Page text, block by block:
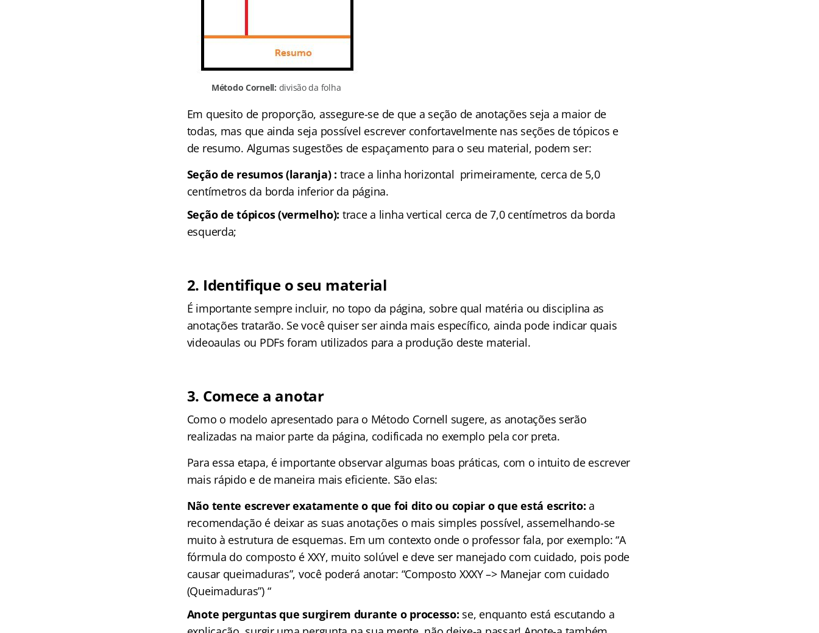
Método Cornell: divisão da folha
Em quesito de proporção, assegure-se de que a seção de anotações seja a maior de
todas, mas que ainda seja possível escrever confortavelmente nas seções de tópicos e
de resumo. Algumas sugestões de espaçamento para o seu material, podem ser:
Seção de resumos (laranja) : trace a linha horizontal primeiramente, cerca de 5,0
centímetros da borda inferior da página.
Seção de tópicos (vermelho): trace a linha vertical cerca de 7,0 centímetros da borda
esquerda;
2. Identifique o seu material
É importante sempre incluir, no topo da página, sobre qual matéria ou disciplina as
anotações tratarão. Se você quiser ser ainda mais específico, ainda pode indicar quais
videoaulas ou PDFs foram utilizados para a produção deste material.
3. Comece a anotar
Como o modelo apresentado para o Método Cornell sugere, as anotações serão
realizadas na maior parte da página, codificada no exemplo pela cor preta.
Para essa etapa, é importante observar algumas boas práticas, com o intuito de escrever
mais rápido e de maneira mais eficiente. São elas:
Não tente escrever exatamente o que foi dito ou copiar o que está escrito: a
recomendação é deixar as suas anotações o mais simples possível, assemelhando-se
muito à estrutura de esquemas. Em um contexto onde o professor fala, por exemplo: “A
fórmula do composto é XXY, muito solúvel e deve ser manejado com cuidado, pois pode
causar queimaduras”, você poderá anotar: “Composto XXXY –> Manejar com cuidado
(Queimaduras”) “
Anote perguntas que surgirem durante o processo: se, enquanto está escutando a